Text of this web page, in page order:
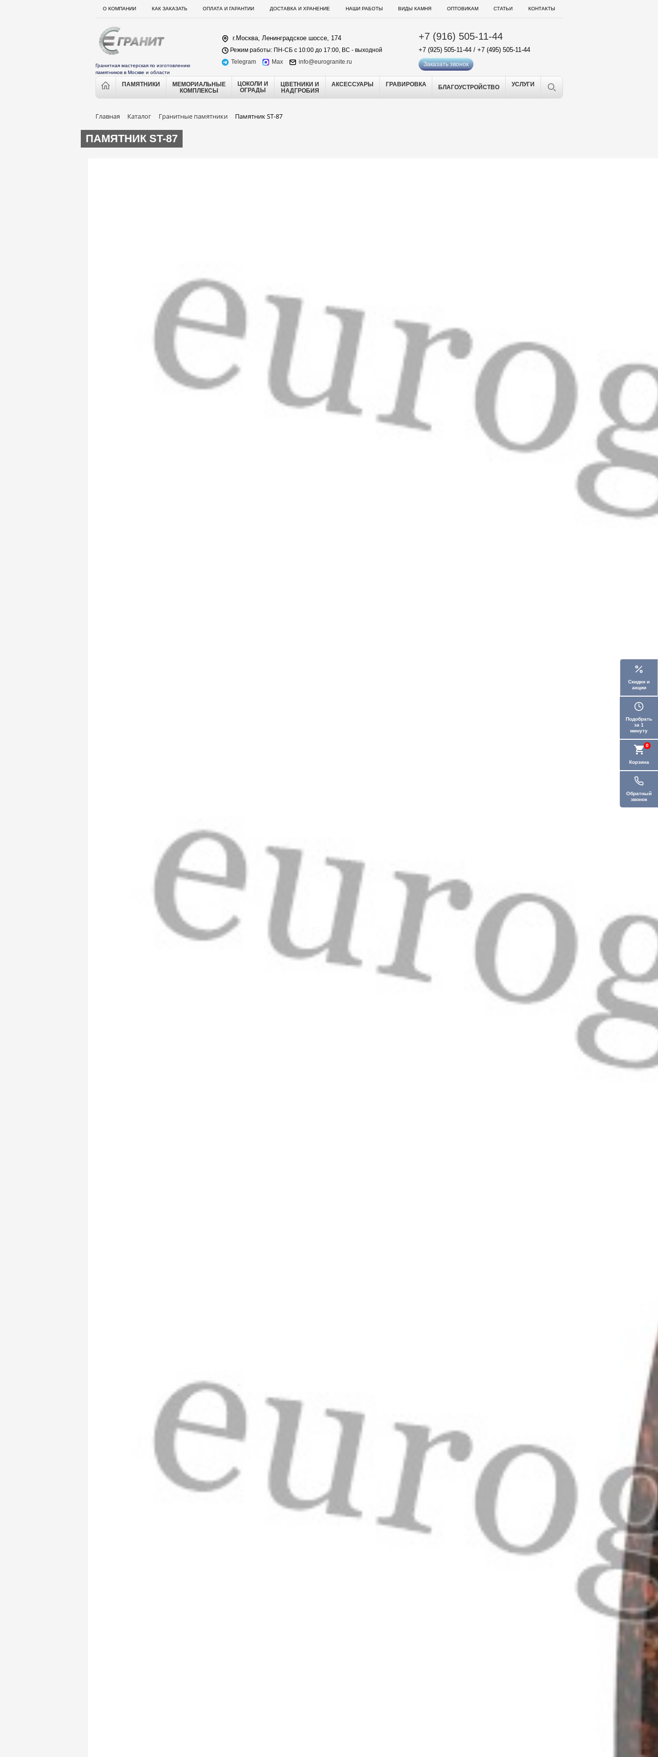
Скидки и
акции
Подобрать
за 1
минуту
Корзина
0
Обратный
звонок
О КОМПАНИИ КАК ЗАКАЗАТЬ ОПЛАТА И ГАРАНТИИ ДОСТАВКА И ХРАНЕНИЕ НАШИ РАБОТЫ ВИДЫ КАМНЯ ОПТОВИКАМ СТАТЬИ КОНТАКТЫ
Гранитная мастерская по изготовлению
памятников в Москве и области
г.Москва, Ленинградское шоссе, 174
Режим работы: ПН-СБ с 10:00 до 17:00, ВС - выходной
Telegram
Max info@eurogranite.ru
+7 (916) 505-11-44
+7 (925) 505-11-44 / +7 (495) 505-11-44
Заказать звонок
ПАМЯТНИКИ
МЕМОРИАЛЬНЫЕ
КОМПЛЕКСЫ
ЦОКОЛИ И
ОГРАДЫ
ЦВЕТНИКИ И
НАДГРОБИЯ
АКСЕССУАРЫ ГРАВИРОВКА БЛАГОУСТРОЙСТВО УСЛУГИ
Главная Каталог Гранитные памятники Памятник ST-87
ПАМЯТНИК ST-87